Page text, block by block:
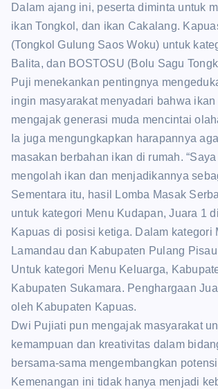
Dalam ajang ini, peserta diminta untuk
ikan Tongkol, dan ikan Cakalang.
(Tongkol Gulung Saos Woku) untuk
Balita, dan BOSTOSU (Bolu Sagu
Puji menekankan pentingnya
ingin masyarakat menyadari bahwa
mengajak generasi muda mencintai
Ia juga mengungkapkan harapannya
masakan berbahan ikan di rumah.
mengolah ikan dan menjadikannya
Sementara itu, hasil Lomba Masak
untuk kategori Menu Kudapan, Juara 1
Kapuas di posisi ketiga. Dalam
Lamandau dan Kabupaten Pulang
Untuk kategori Menu Keluarga,
Kabupaten Sukamara. Penghargaan
oleh Kabupaten Kapuas.
Dwi Pujiati pun mengajak masyarakat
kemampuan dan kreativitas dalam
bersama-sama mengembangkan
Kemenangan ini tidak hanya menjadi